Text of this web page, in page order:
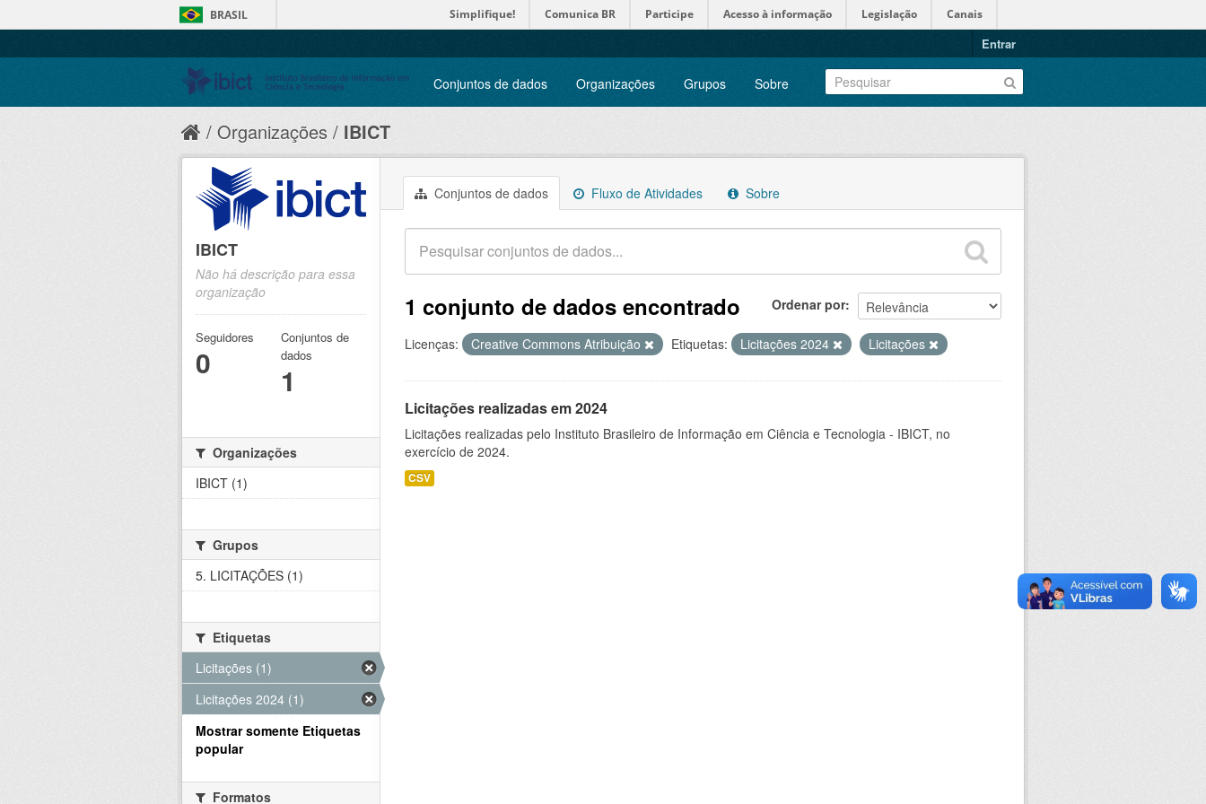
BRASIL Simplifique! Comunica BR Participe Acesso à informação Legislação Canais
Entrar
Conjuntos de dados Organizações Grupos Sobre
Organizações IBICT
Conjuntos de dados Fluxo de Atividades Sobre
Ordenar por
1 conjunto de dados encontrado
Licenças: Creative Commons Atribuição Etiquetas: Licitações 2024 Licitações
Licitações realizadas em 2024
Licitações realizadas pelo Instituto Brasileiro de Informação em Ciência e Tecnologia - IBICT, no
exercício de 2024.
CSV
IBICT
Não há descrição para essa
organização
Seguidores
0
Conjuntos de
dados
1
Organizações
IBICT (1)
Grupos
5. LICITAÇÕES (1)
Etiquetas
Licitações (1)
Licitações 2024 (1)
Mostrar somente Etiquetas
popular
Formatos